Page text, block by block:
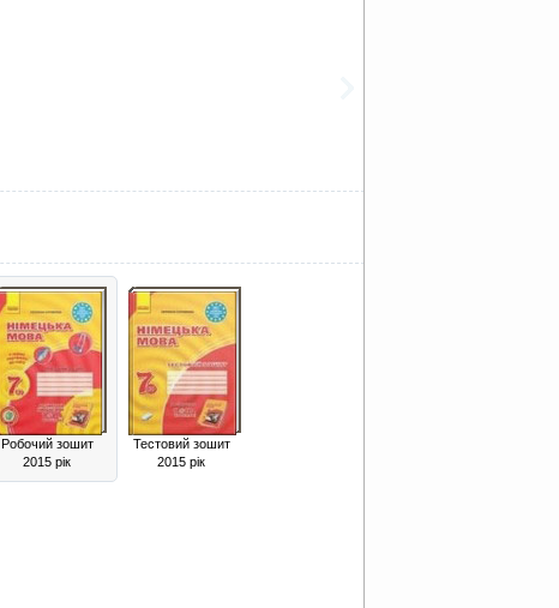
Робочий зошит
2015 рік
Тестовий зошит
2015 рік